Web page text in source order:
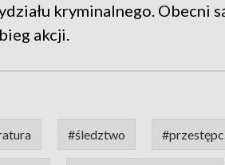
kryminalnego. Obecni
akcji.
#śledztwo